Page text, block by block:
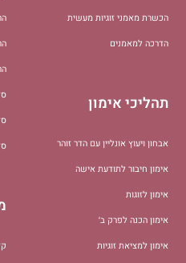
הכשרת מאמני זוגיות מעשית
הדרכה למאמנים
תהליכי אימון
אבחון ויעוץ אונליין עם הדר זוהר
אימון חיבור לתודעת אישה
אימון לזוגות
אימון הכנה לפרק ב׳
אימון למציאת זוגיות